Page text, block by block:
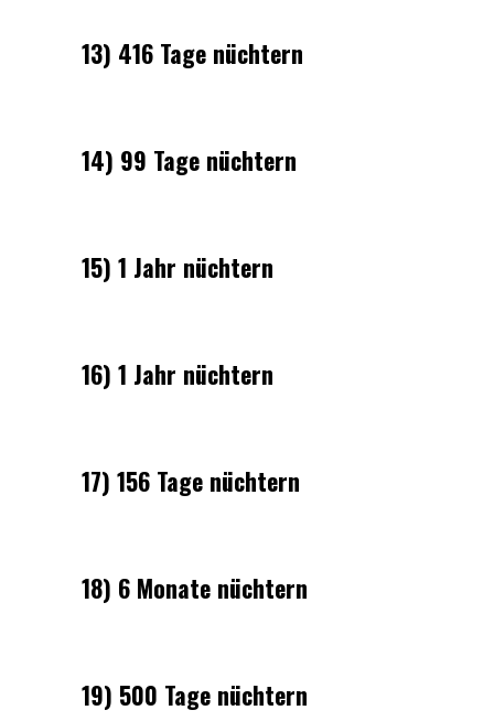
13) 416 Tage nüchtern
14) 99 Tage nüchtern
15) 1 Jahr nüchtern
16) 1 Jahr nüchtern
17) 156 Tage nüchtern
18) 6 Monate nüchtern
19) 500 Tage nüchtern